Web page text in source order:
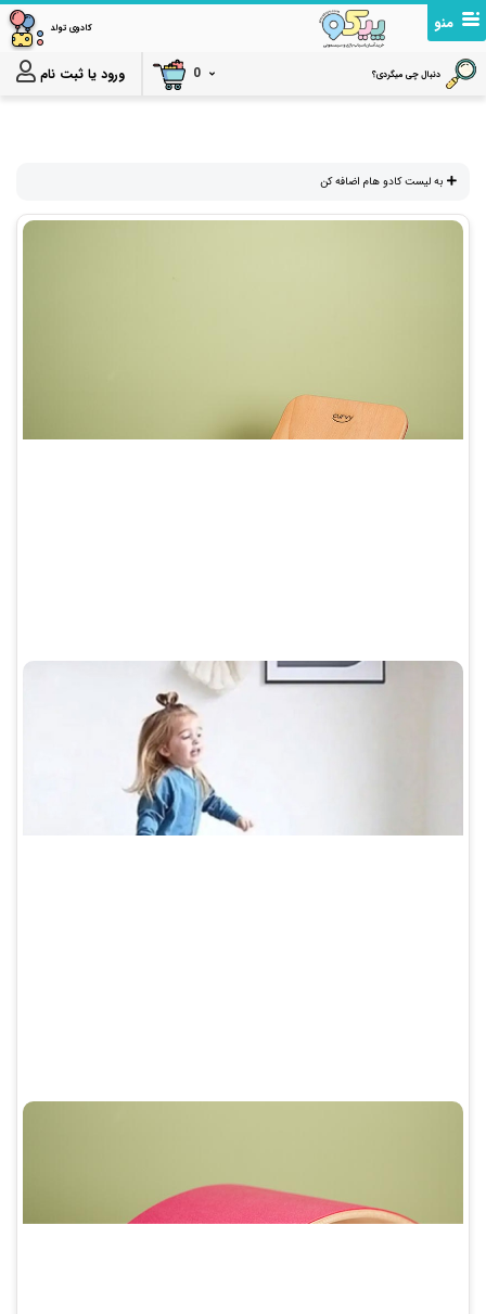
منو کادوی تولد
دنبال چی میگردی؟ 0 ورود یا ثبت نام
به لیست کادو هام اضافه کن